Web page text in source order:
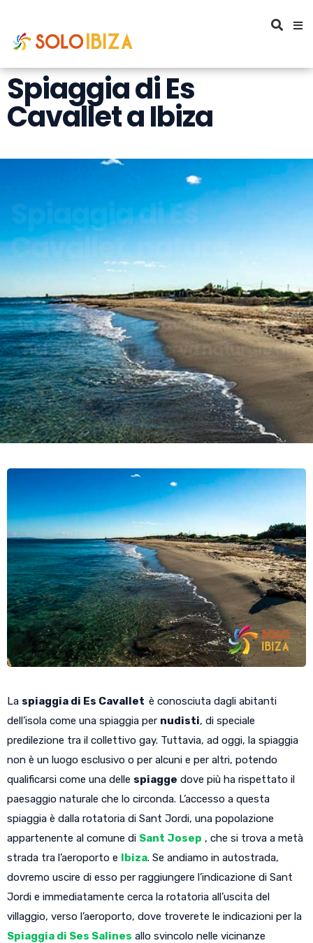
Spiaggia di Es
Cavallet a Ibiza
Spiaggia di Es
Cavallet, natura
scoperta
la spiaggia di es cavalleria si trova
nel cuore della riserva naturale di
Ses Salines
La spiaggia di Es Cavallet è conosciuta dagli abitanti
dell’isola come una spiaggia per nudisti, di speciale
predilezione tra il collettivo gay. Tuttavia, ad oggi, la spiaggia
non è un luogo esclusivo o per alcuni e per altri, potendo
qualificarsi come una delle spiagge dove più ha rispettato il
paesaggio naturale che lo circonda. L’accesso a questa
spiaggia è dalla rotatoria di Sant Jordi, una popolazione
appartenente al comune di Sant Josep , che si trova a metà
strada tra l’aeroporto e Ibiza. Se andiamo in autostrada,
dovremo uscire di esso per raggiungere l’indicazione di Sant
Jordi e immediatamente cerca la rotatoria all’uscita del
villaggio, verso l’aeroporto, dove troverete le indicazioni per la
Spiaggia di Ses Salines allo svincolo nelle vicinanze